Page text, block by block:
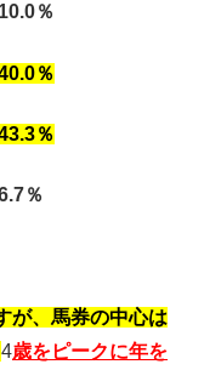
％
％
％
％
が、馬券の中心は
4歳をピークに年を